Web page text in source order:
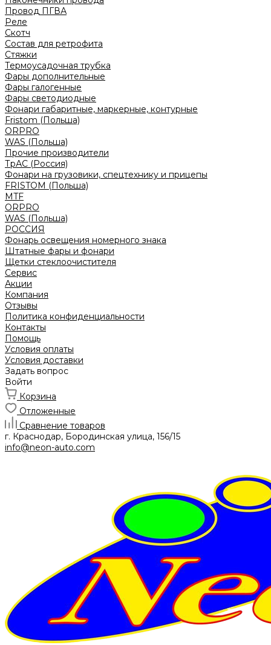
Провод ПГВА
Реле
Скотч
Состав для ретрофита
Стяжки
Термоусадочная трубка
Фары дополнительные
Фары галогенные
Фары светодиодные
Фонари габаритные, маркерные, контурные
Fristom (Польша)
ORPRO
WAS (Польша)
Прочие производители
ТрАС (Россия)
Фонари на грузовики, спецтехнику и прицепы
FRISTOM (Польша)
MTF
ORPRO
WAS (Польша)
РОССИЯ
Фонарь освещения номерного знака
Штатные фары и фонари
Щетки стеклоочистителя
Сервис
Акции
Компания
Отзывы
Политика конфиденциальности
Контакты
Помощь
Условия оплаты
Условия доставки
Задать вопрос
Войти
Корзина
Отложенные
Сравнение товаров
г. Краснодар, Бородинская улица, 156/15
info@neon-auto.com